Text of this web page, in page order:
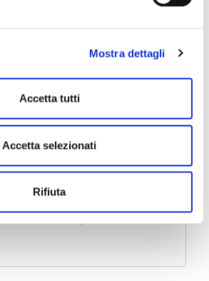
sui singoli cookie. Chiudendo questo
di default (solo cookie tecnici
Mostra dettagli
Accetta tutti
Accetta selezionati
Rifiuta
aiutarti?
di cosa hai bisogno